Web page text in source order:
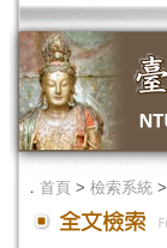
． 首頁 > 檢索系統 >